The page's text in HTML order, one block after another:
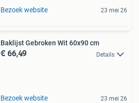
Bezoek website 23 mei 26
Baklijst Gebroken Wit 60x90 cm
€ 66,49 Details
Bezoek website 23 mei 26